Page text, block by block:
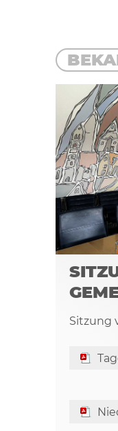
Sitzung